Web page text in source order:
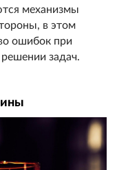
механизмы
в этом
ошибок при
задач.